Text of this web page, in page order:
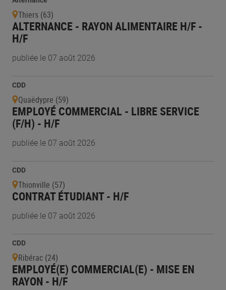
Thiers (63)
ALTERNANCE - RAYON ALIMENTAIRE H/F -
H/F
publiée le 07 août 2026
CDD
Quaëdypre (59)
EMPLOYÉ COMMERCIAL - LIBRE SERVICE
(F/H) - H/F
publiée le 07 août 2026
CDD
Thionville (57)
CONTRAT ÉTUDIANT - H/F
publiée le 07 août 2026
CDD
Ribérac (24)
EMPLOYÉ(E) COMMERCIAL(E) - MISE EN
RAYON - H/F